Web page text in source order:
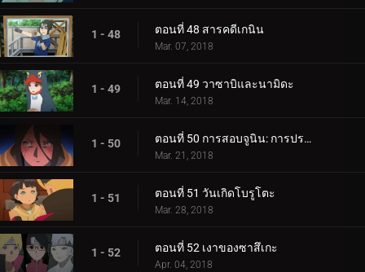
1 - 48 ตอนที่ 48 สารคดีเกนิน
Mar. 07, 2018
1 - 49 ตอนที่ 49 วาซาบิและนามิดะ
Mar. 14, 2018
1 - 50 ตอนที่ 50 การสอบจูนิน: การประชุมข้อเสนอแนะ
Mar. 21, 2018
1 - 51 ตอนที่ 51 วันเกิดโบรูโตะ
Mar. 28, 2018
1 - 52 ตอนที่ 52 เงาของซาสึเกะ
Apr. 04, 2018